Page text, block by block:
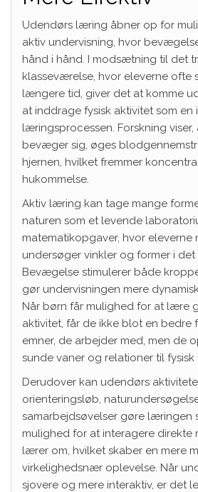
Udendørs læring åbner op for
aktiv undervisning, hvor
hånd i hånd. I modsætning til det
klasseværelse, hvor eleverne ofte
længere tid, giver det at komme
at inddrage fysisk aktivitet som
læringsprocessen. Forskning viser,
bevæger sig, øges
hjernen, hvilket fremmer
hukommelse.
Aktiv læring kan tage mange
naturen som et levende
matematikopgaver, hvor eleverne
undersøger vinkler og former i
Bevægelse stimulerer både
gør undervisningen mere
Når børn får mulighed for at lære
aktivitet, får de ikke blot en bedre
emner, de arbejder med, men de
sunde vaner og relationer til
Derudover kan udendørs
orienteringsløb,
samarbejdsøvelser gøre læringen
mulighed for at interagere direkte
lærer om, hvilket skaber en mere
virkelighedsnær oplevelse. Når
sjovere og mere interaktiv, er det